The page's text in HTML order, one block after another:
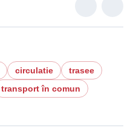
circulatie
trasee
transport în comun